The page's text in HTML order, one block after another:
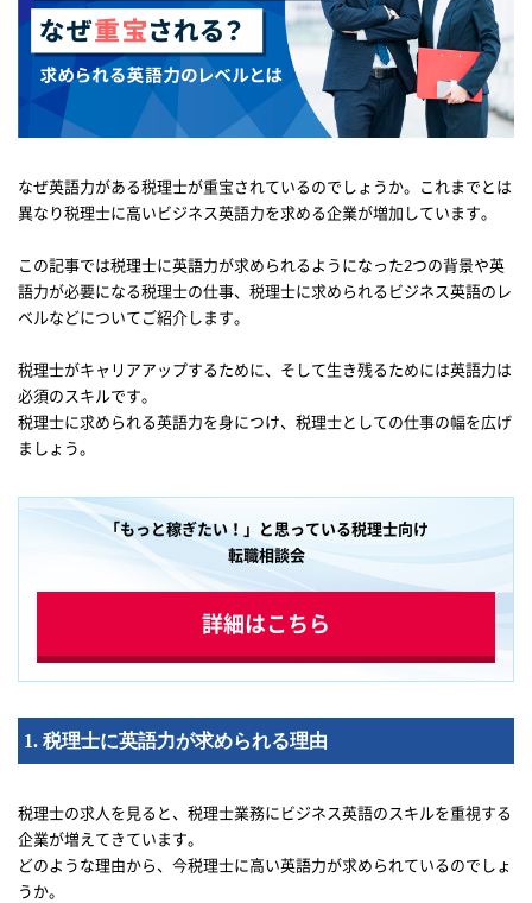
なぜ英語力がある税理士が重宝されているのでしょうか。これまでとは
異なり税理士に高いビジネス英語力を求める企業が増加しています。
この記事では税理士に英語力が求められるようになった2つの背景や英
語力が必要になる税理士の仕事、税理士に求められるビジネス英語のレ
ベルなどについてご紹介します。
税理士がキャリアアップするために、そして生き残るためには英語力は
必須のスキルです。
税理士に求められる英語力を身につけ、税理士としての仕事の幅を広げ
ましょう。
「もっと稼ぎたい！」と思っている税理士向け
転職相談会
詳細はこちら
1. 税理士に英語力が求められる理由
税理士の求人を見ると、税理士業務にビジネス英語のスキルを重視する
企業が増えてきています。
どのような理由から、今税理士に高い英語力が求められているのでしょ
うか。